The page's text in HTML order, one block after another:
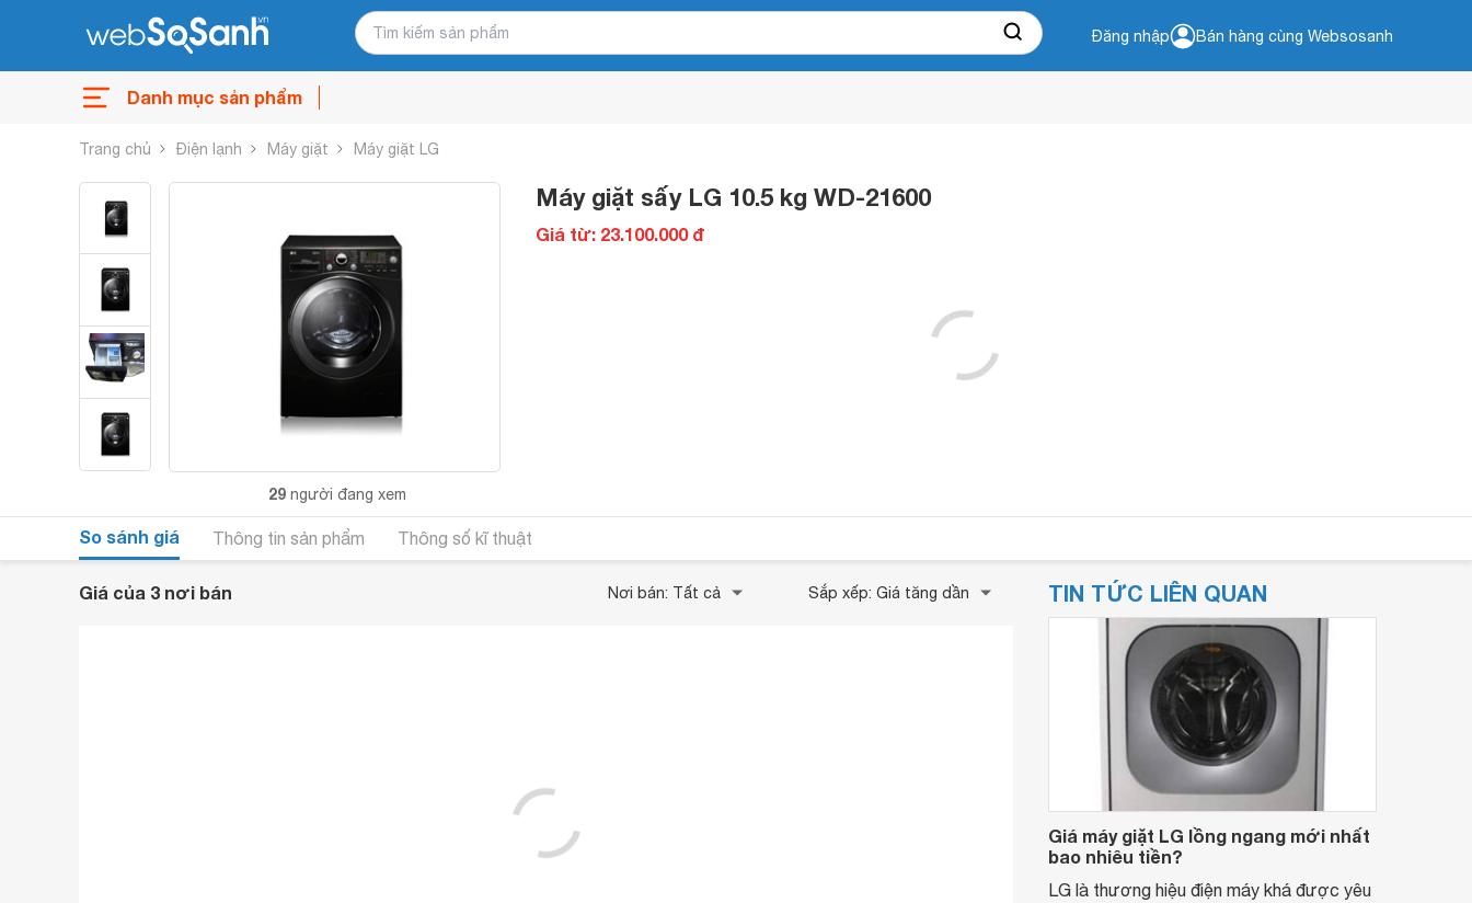
Đăng nhập Bán hàng cùng Websosanh
Danh mục sản phẩm
Trang chủ Điện lạnh Máy giặt Máy giặt LG
29 người đang xem
Máy giặt sấy LG 10.5 kg WD-21600
Giá từ: 23.100.000 đ
So sánh giá Thông tin sản phẩm Thông số kĩ thuật
Giá của 3 nơi bán Nơi bán: Tất cả Sắp xếp: Giá tăng dần TIN TỨC LIÊN QUAN
Giá máy giặt LG lồng ngang mới nhất
bao nhiêu tiền?
LG là thương hiệu điện máy khá được yêu